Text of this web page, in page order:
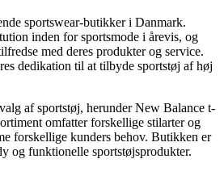
sportswear-butikker i Danmark.
inden for sportsmode i årevis, og
med deres produkter og service.
dedikation til at tilbyde sportstøj af høj
af sportstøj, herunder New Balance t-
omfatter forskellige stilarter og
forskellige kunders behov. Butikken er
og funktionelle sportstøjsprodukter.